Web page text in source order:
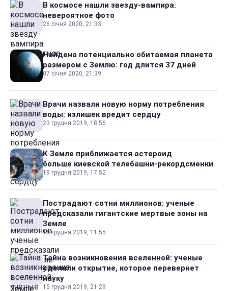
В космосе нашли звезду-вампира:
невероятное фото
26 січня 2020, 21:33
Найдена потенциально обитаемая планета
размером с Землю: год длится 37 дней
07 січня 2020, 21:39
Врачи назвали новую норму потребления
воды: излишек вредит сердцу
23 грудня 2019, 18:56
К Земле приближается астероид
больше киевской телебашни-рекордсменки
19 грудня 2019, 17:52
Пострадают сотни миллионов: ученые
предсказали гигантские мертвые зоны на
Земле
16 грудня 2019, 11:55
Тайна возникновения вселенной: ученые
сделали открытие, которое перевернет
науку
15 грудня 2019, 21:29